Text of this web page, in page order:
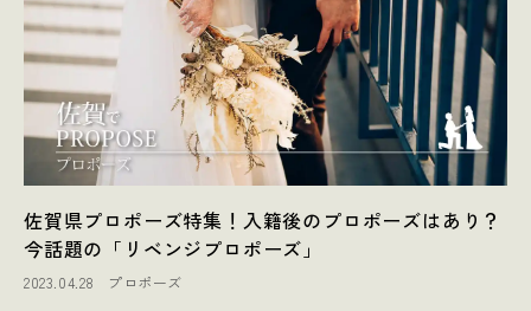
佐賀県プロポーズ特集！入籍後のプロポーズはあり？
今話題の「リベンジプロポーズ」
2023.04.28 プロポーズ